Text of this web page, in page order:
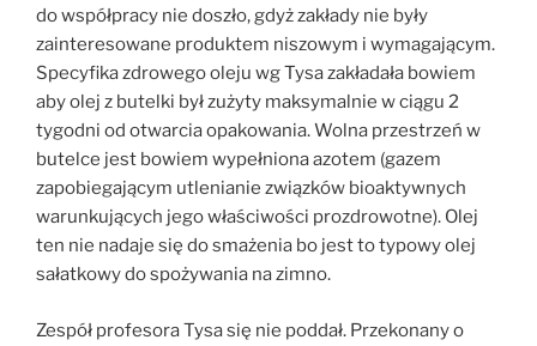
do współpracy nie doszło, gdyż zakłady nie były
zainteresowane produktem niszowym i wymagającym.
Specyfika zdrowego oleju wg Tysa zakładała bowiem
aby olej z butelki był zużyty maksymalnie w ciągu 2
tygodni od otwarcia opakowania. Wolna przestrzeń w
butelce jest bowiem wypełniona azotem (gazem
zapobiegającym utlenianie związków bioaktywnych
warunkujących jego właściwości prozdrowotne). Olej
ten nie nadaje się do smażenia bo jest to typowy olej
sałatkowy do spożywania na zimno.
Zespół profesora Tysa się nie poddał. Przekonany o